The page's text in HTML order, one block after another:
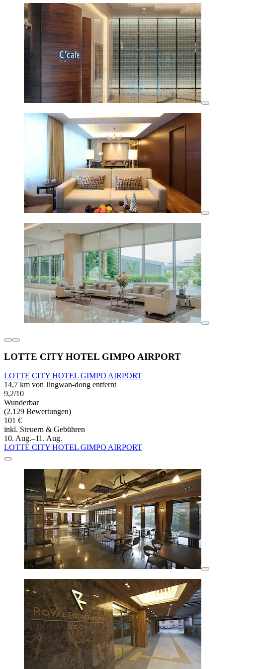
LOTTE CITY HOTEL GIMPO AIRPORT
LOTTE CITY HOTEL GIMPO AIRPORT
14,7 km von Jingwan-dong entfernt
9,2/10
Wunderbar
(2.129 Bewertungen)
101 €
inkl. Steuern & Gebühren
10. Aug.–11. Aug.
LOTTE CITY HOTEL GIMPO AIRPORT